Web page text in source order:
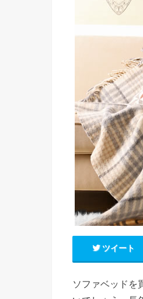
ツイート
ソファベッドを